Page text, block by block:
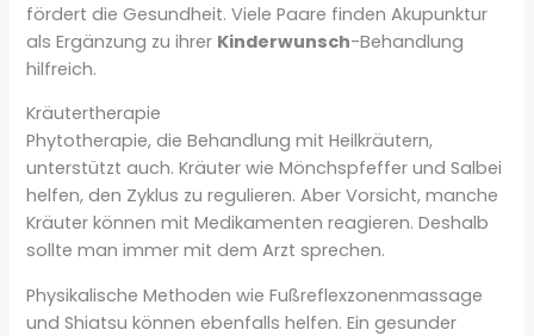
fördert die Gesundheit. Viele Paare finden Akupunktur
als Ergänzung zu ihrer Kinderwunsch-Behandlung
hilfreich.
Kräutertherapie
Phytotherapie, die Behandlung mit Heilkräutern,
unterstützt auch. Kräuter wie Mönchspfeffer und Salbei
helfen, den Zyklus zu regulieren. Aber Vorsicht, manche
Kräuter können mit Medikamenten reagieren. Deshalb
sollte man immer mit dem Arzt sprechen.
Physikalische Methoden wie Fußreflexzonenmassage
und Shiatsu können ebenfalls helfen. Ein gesunder